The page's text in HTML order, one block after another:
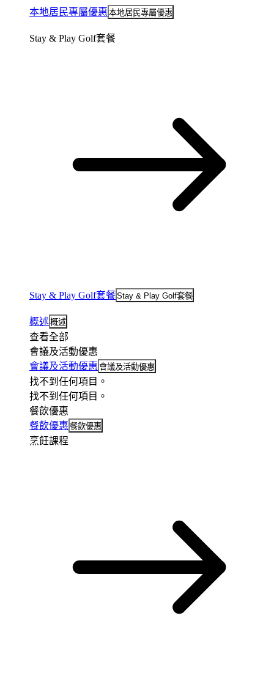
本地居民專屬優惠 本地居民專屬優惠
Stay & Play Golf套餐
Stay & Play Golf套餐Stay & Play Golf套餐
概述概述
查看全部
會議及活動優惠
會議及活動優惠 會議及活動優惠
找不到任何項目。
找不到任何項目。
餐飲優惠
餐飲優惠 餐飲優惠
烹飪課程